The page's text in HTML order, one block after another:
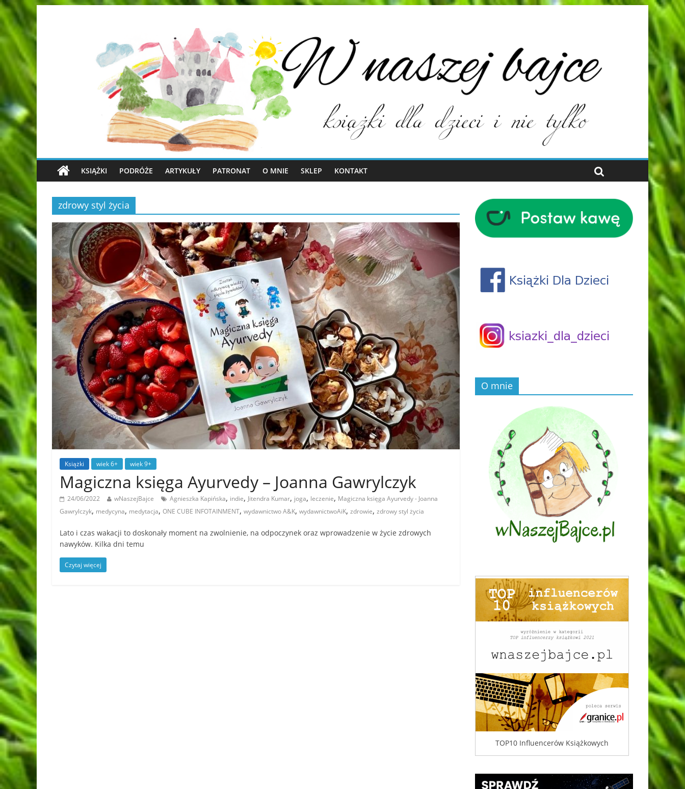
KSIĄŻKI PODRÓŻE ARTYKUŁY PATRONAT O MNIE SKLEP KONTAKT
zdrowy styl życia
Książki wiek 6+ wiek 9+
Magiczna księga Ayurvedy – Joanna Gawrylczyk
24/06/2022 wNaszejBajce Agnieszka Kapińska, indie, Jitendra Kumar, joga, leczenie, Magiczna księga Ayurvedy - Joanna
Gawrylczyk, medycyna, medytacja, ONE CUBE INFOTAINMENT, wydawnictwo A&K, wydawnictwoAiK, zdrowie, zdrowy styl życia
Lato i czas wakacji to doskonały moment na zwolnienie, na odpoczynek oraz wprowadzenie w życie zdrowych
nawyków. Kilka dni temu
Czytaj więcej
O mnie
TOP10 Influencerów Książkowych